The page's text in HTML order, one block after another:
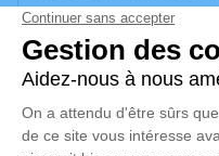
vos condoléances,
anecdote ou exprimer
poèmes ou des textes.
d'expression dédié à
PINTO.